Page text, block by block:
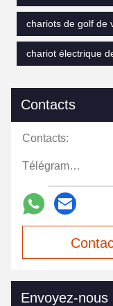
chariots de golf de
chariot électrique
Contacts
Contacts:
Télégramme:
Envoyez-nous